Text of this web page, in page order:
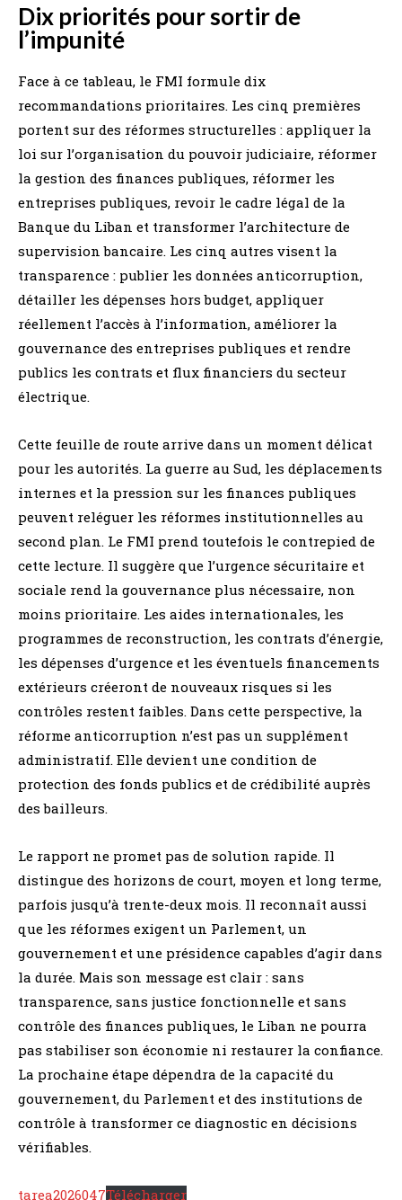
Dix priorités pour sortir de
l’impunité
Face à ce tableau, le FMI formule dix
recommandations prioritaires. Les cinq premières
portent sur des réformes structurelles : appliquer la
loi sur l’organisation du pouvoir judiciaire, réformer
la gestion des finances publiques, réformer les
entreprises publiques, revoir le cadre légal de la
Banque du Liban et transformer l’architecture de
supervision bancaire. Les cinq autres visent la
transparence : publier les données anticorruption,
détailler les dépenses hors budget, appliquer
réellement l’accès à l’information, améliorer la
gouvernance des entreprises publiques et rendre
publics les contrats et flux financiers du secteur
électrique.
Cette feuille de route arrive dans un moment délicat
pour les autorités. La guerre au Sud, les déplacements
internes et la pression sur les finances publiques
peuvent reléguer les réformes institutionnelles au
second plan. Le FMI prend toutefois le contrepied de
cette lecture. Il suggère que l’urgence sécuritaire et
sociale rend la gouvernance plus nécessaire, non
moins prioritaire. Les aides internationales, les
programmes de reconstruction, les contrats d’énergie,
les dépenses d’urgence et les éventuels financements
extérieurs créeront de nouveaux risques si les
contrôles restent faibles. Dans cette perspective, la
réforme anticorruption n’est pas un supplément
administratif. Elle devient une condition de
protection des fonds publics et de crédibilité auprès
des bailleurs.
Le rapport ne promet pas de solution rapide. Il
distingue des horizons de court, moyen et long terme,
parfois jusqu’à trente-deux mois. Il reconnaît aussi
que les réformes exigent un Parlement, un
gouvernement et une présidence capables d’agir dans
la durée. Mais son message est clair : sans
transparence, sans justice fonctionnelle et sans
contrôle des finances publiques, le Liban ne pourra
pas stabiliser son économie ni restaurer la confiance.
La prochaine étape dépendra de la capacité du
gouvernement, du Parlement et des institutions de
contrôle à transformer ce diagnostic en décisions
vérifiables.
tarea2026047Télécharger